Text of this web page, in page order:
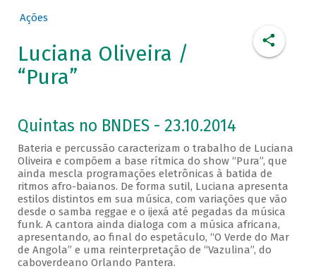
Ações
Luciana Oliveira /
“Pura”
Quintas no BNDES - 23.10.2014
Bateria e percussão caracterizam o trabalho de Luciana
Oliveira e compõem a base rítmica do show “Pura”, que
ainda mescla programações eletrônicas à batida de
ritmos afro-baianos. De forma sutil, Luciana apresenta
estilos distintos em sua música, com variações que vão
desde o samba reggae e o ijexá até pegadas da música
funk. A cantora ainda dialoga com a música africana,
apresentando, ao final do espetáculo, “O Verde do Mar
de Angola” e uma reinterpretação de “Vazulina”, do
caboverdeano Orlando Pantera.